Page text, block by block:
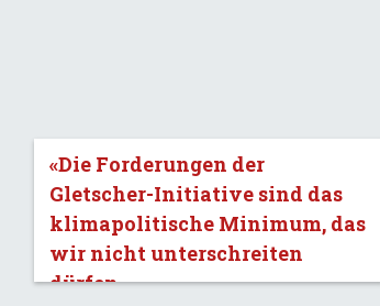
«Die Forderungen der
Gletscher-Initiative sind das
klimapolitische Minimum, das
wir nicht unterschreiten
dürfen.»